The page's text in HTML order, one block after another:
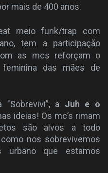
mais de 400 anos.
meio funk/trap com
tem a participação
as mcs reforçam o
das mães de
a Juh e o
ideias! Os mc’s rimam
são alvos a todo
nos sobrevivemos
que estamos